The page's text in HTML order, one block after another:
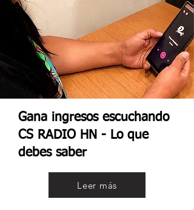
Gana ingresos escuchando
CS RADIO HN - Lo que
debes saber
Leer más